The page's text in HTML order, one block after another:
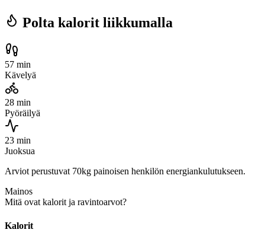
Polta kalorit liikkumalla
57 min
Kävelyä
28 min
Pyöräilyä
23 min
Juoksua
Arviot perustuvat 70kg painoisen henkilön energiankulutukseen.
Mainos
Mitä ovat kalorit ja ravintoarvot?
Kalorit